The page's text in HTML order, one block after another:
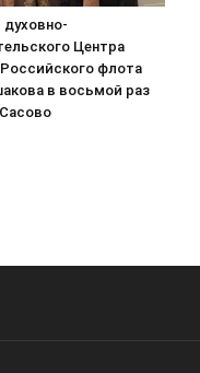
духовно-
Центра
флота
в восьмой раз